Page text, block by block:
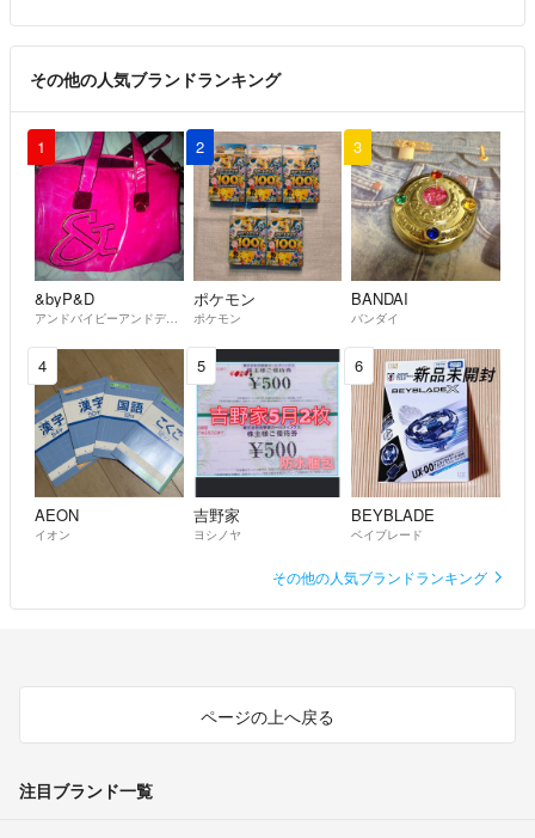
その他の人気ブランドランキング
1
&byP&D
2
ポケモン
ポケモン
3
BANDAI
バンダイ
4
AEON
イオン
5
吉野家
ヨシノヤ
6
BEYBLADE
ベイブレード
その他の人気ブランドランキング
ページの上へ戻る
注目ブランド一覧